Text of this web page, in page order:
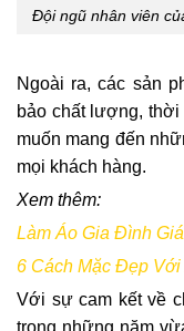
Đội ngũ nhân viên
Ngoài ra, các sản
bảo chất lượng, thời
muốn mang đến
mọi khách hàng.
Xem thêm:
Làm Áo Gia Đình
6 Cách Mặc Đẹp
Với sự cam kết về
trong những năm